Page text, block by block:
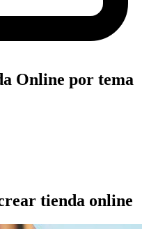
Online por tema
tienda online